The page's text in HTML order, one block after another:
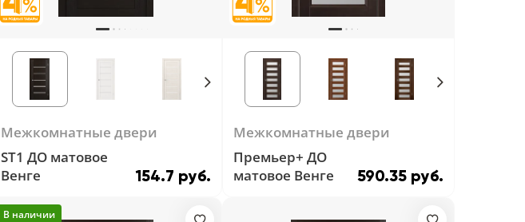
Межкомнатные двери
ST1 ДО матовое
Венге
154.7 руб.
Межкомнатные двери
Премьер+ ДО
матовое Венге
590.35 руб.
В наличии